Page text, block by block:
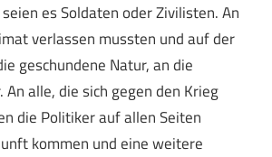
es Soldaten oder Zivilisten. An
verlassen mussten und auf der
geschundene Natur, an die
alle, die sich gegen den Krieg
die Politiker auf allen Seiten
kommen und eine weitere